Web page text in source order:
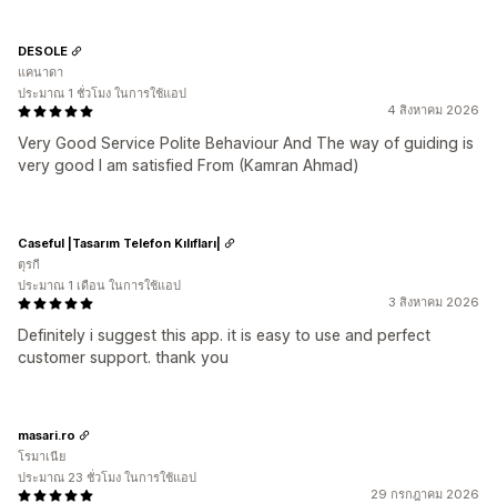
4 สิงหาคม 2026
Very Good Service Polite Behaviour And The way of guiding is
very good I am satisfied From (Kamran Ahmad)
DESOLE
แคนาดา
ประมาณ 1 ชั่วโมง ในการใช้แอป
3 สิงหาคม 2026
Definitely i suggest this app. it is easy to use and perfect
customer support. thank you
Caseful |Tasarım Telefon Kılıfları|
ตุรกี
ประมาณ 1 เดือน ในการใช้แอป
29 กรกฎาคม 2026
masari.ro
โรมาเนีย
ประมาณ 23 ชั่วโมง ในการใช้แอป